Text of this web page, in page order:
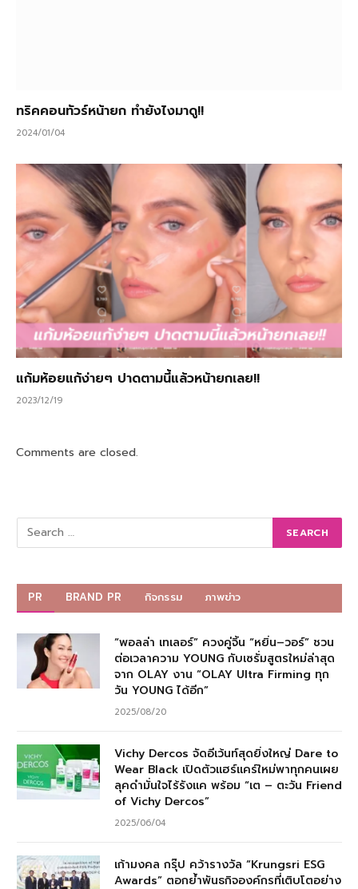
ทริคคอนทัวร์หน้ายก ทำยังไงมาดู!!
2024/01/04
แก้มห้อยแก้ง่ายๆ ปาดตามนี้แล้วหน้ายกเลย!!
2023/12/19
Comments are closed.
PR BRAND PR กิจกรรม ภาพข่าว
“พอลล่า เทเลอร์” ควงคู่จิ้น “หยิ่น–วอร์” ชวน
ต่อเวลาความ YOUNG กับเซรั่มสูตรใหม่ล่าสุด
จาก OLAY งาน “OLAY Ultra Firming ทุก
วัน YOUNG ได้อีก”
2025/08/20
Vichy Dercos จัดอีเว้นท์สุดยิ่งใหญ่ Dare to
Wear Black เปิดตัวแฮร์แคร์ใหม่พาทุกคนเผย
ลุคดำมั่นใจไร้รังแค พร้อม “เต – ตะวัน Friend
of Vichy Dercos”
2025/06/04
เก้ามงคล กรุ๊ป คว้ารางวัล “Krungsri ESG
Awards” ตอกย้ำพันธกิจองค์กรที่เติบโตอย่าง